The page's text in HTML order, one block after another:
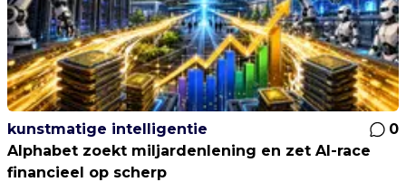
kunstmatige intelligentie
0
Alphabet zoekt miljardenlening en zet AI-race
financieel op scherp